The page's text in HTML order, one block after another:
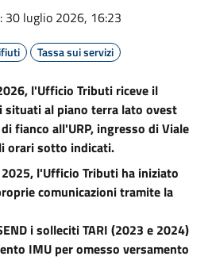
: 30 luglio 2026, 16:23
Tassa sui servizi
l'Ufficio Tributi riceve il
situati al piano terra lato ovest
fianco all'URP, ingresso di Viale
orari sotto indicati.
l'Ufficio Tributi ha iniziato
comunicazioni tramite la
i solleciti TARI (2023 e 2024)
IMU per omesso versamento